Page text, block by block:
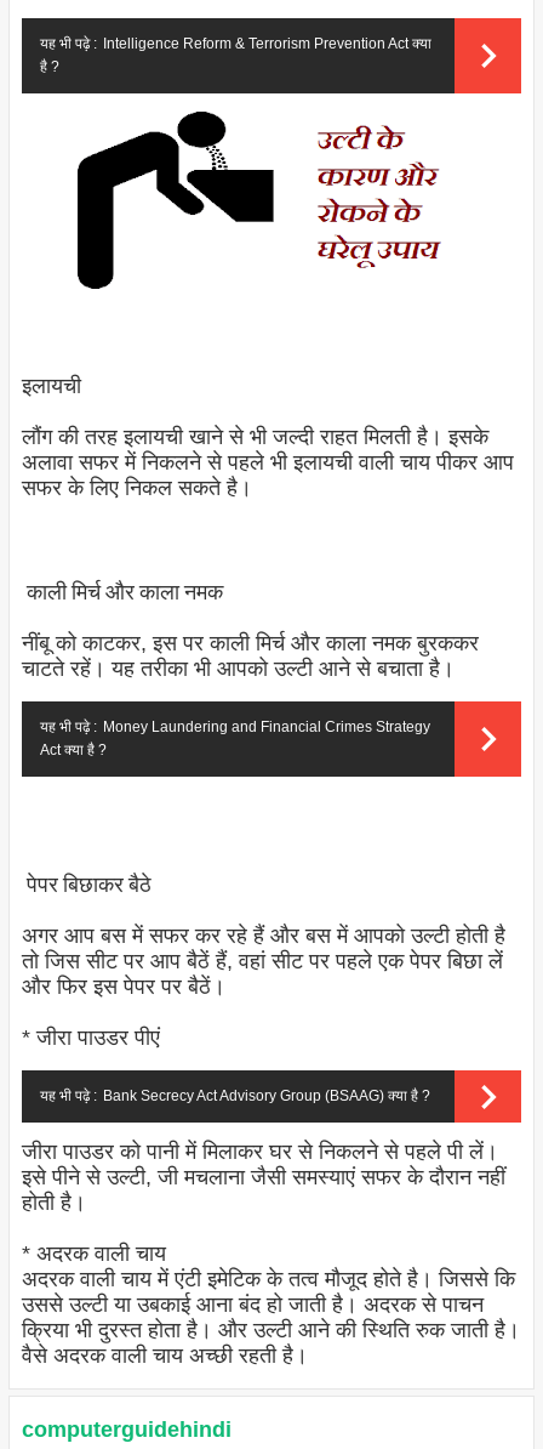
यह भी पढ़े : Intelligence Reform & Terrorism Prevention Act क्या
है ?
इलायची
लौंग की तरह इलायची खाने से भी जल्दी राहत मिलती है। इसके
अलावा सफर में निकलने से पहले भी इलायची वाली चाय पीकर आप
सफर के लिए निकल सकते है।
काली मिर्च और काला नमक
नींबू को काटकर, इस पर काली मिर्च और काला नमक बुरककर
चाटते रहें। यह तरीका भी आपको उल्टी आने से बचाता है।
यह भी पढ़े : Money Laundering and Financial Crimes Strategy
Act क्या है ?
पेपर बिछाकर बैठे
अगर आप बस में सफर कर रहे हैं और बस में आपको उल्टी होती है
तो जिस सीट पर आप बैठें हैं, वहां सीट पर पहले एक पेपर बिछा लें
और फिर इस पेपर पर बैठें।
* जीरा पाउडर पीएं
यह भी पढ़े : Bank Secrecy Act Advisory Group (BSAAG) क्या है ?
जीरा पाउडर को पानी में मिलाकर घर से निकलने से पहले पी लें।
इसे पीने से उल्टी, जी मचलाना जैसी समस्याएं सफर के दौरान नहीं
होती है।
* अदरक वाली चाय
अदरक वाली चाय में एंटी इमेटिक के तत्व मौजूद होते है। जिससे कि
उससे उल्टी या उबकाई आना बंद हो जाती है। अदरक से पाचन
क्रिया भी दुरस्त होता है। और उल्टी आने की स्थिति रुक जाती है।
वैसे अदरक वाली चाय अच्छी रहती है।
computerguidehindi